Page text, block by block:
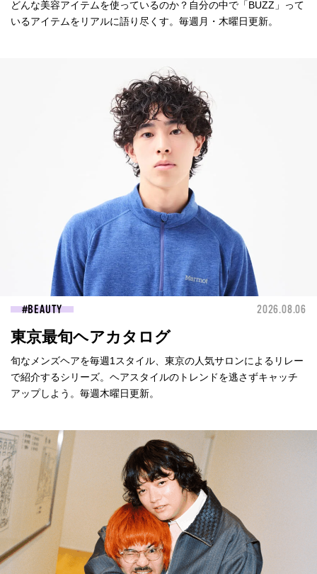
どんな美容アイテムを使っているのか？自分の中で「BUZZ」って
いるアイテムをリアルに語り尽くす。毎週月・木曜日更新。
BEAUTY 2026.08.06
東京最旬ヘアカタログ
旬なメンズヘアを毎週1スタイル、東京の人気サロンによるリレー
で紹介するシリーズ。ヘアスタイルのトレンドを逃さずキャッチ
アップしよう。毎週木曜日更新。